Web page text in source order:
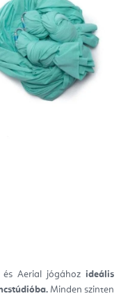
Aerial jógához ideális
Minden szinten